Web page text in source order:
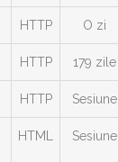
HTTP O zi
HTTP 179 zile
HTTP Sesiune
HTML Sesiune